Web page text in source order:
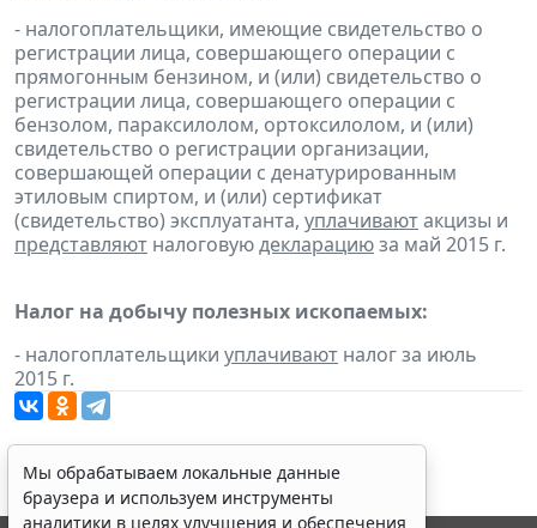
- налогоплательщики, имеющие свидетельство о
регистрации лица, совершающего операции с
прямогонным бензином, и (или) свидетельство о
регистрации лица, совершающего операции с
бензолом, параксилолом, ортоксилолом, и (или)
свидетельство о регистрации организации,
совершающей операции с денатурированным
этиловым спиртом, и (или) сертификат
(свидетельство) эксплуатанта, уплачиваютакцизы и
представляют налоговуюдекларациюза май 2015 г.
Налог на добычу полезных ископаемых:
- налогоплательщики уплачивают налог за июль
2015 г.
Мы обрабатываем локальные данные
браузера и используем инструменты
аналитики в целях улучшения и обеспечения